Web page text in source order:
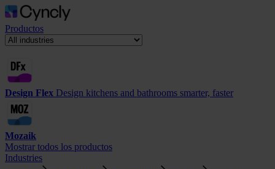
Productos
Design Flex Design kitchens and bathrooms smarter, faster
Mozaik
Mostrar todos los productos
Industries